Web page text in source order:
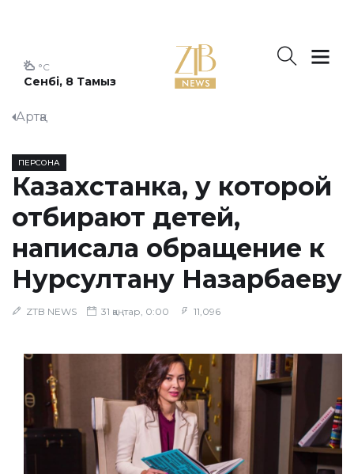
Сенбі, 8 Тамыз
°C
Артқа
ПЕРСОНА
Казахстанка, у которой
отбирают детей,
написала обращение к
Нурсултану Назарбаеву
ZTB NEWS 31 қаңтар, 0:00 11,096